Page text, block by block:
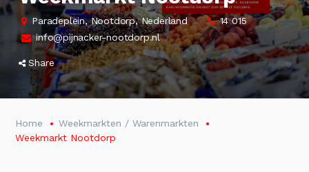
Paradeplein, Nootdorp, Nederland
14 015
info@pijnacker-nootdorp.nl
Share
Home
Weekmarkten / Warenmarkten
Weekmarkt Nootdorp